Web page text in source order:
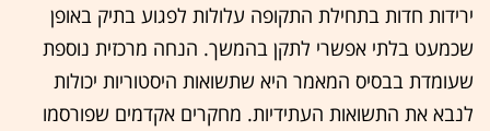
ירידות חדות בתחילת התקופה עלולות לפגוע בתיק באופן
שכמעט בלתי אפשרי לתקן בהמשך. הנחה מרכזית נוספת
שעומדת בבסיס המאמר היא שתשואות היסטוריות יכולות
לנבא את התשואות העתידיות. מחקרים אקדמים שפורסמו